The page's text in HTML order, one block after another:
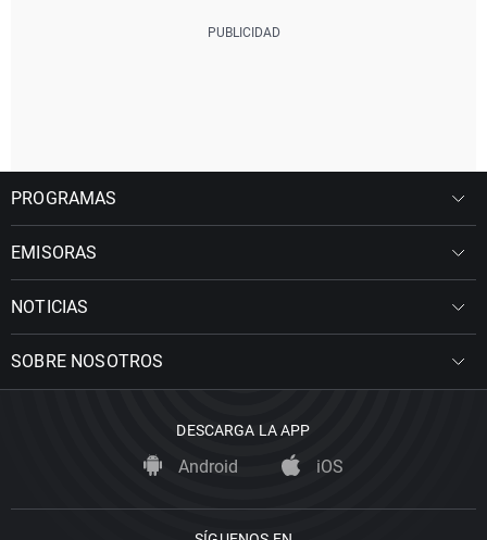
PROGRAMAS
EMISORAS
NOTICIAS
SOBRE NOSOTROS
DESCARGA LA APP
Android iOS